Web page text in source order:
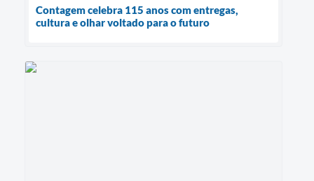
Contagem celebra 115 anos com entregas,
cultura e olhar voltado para o futuro